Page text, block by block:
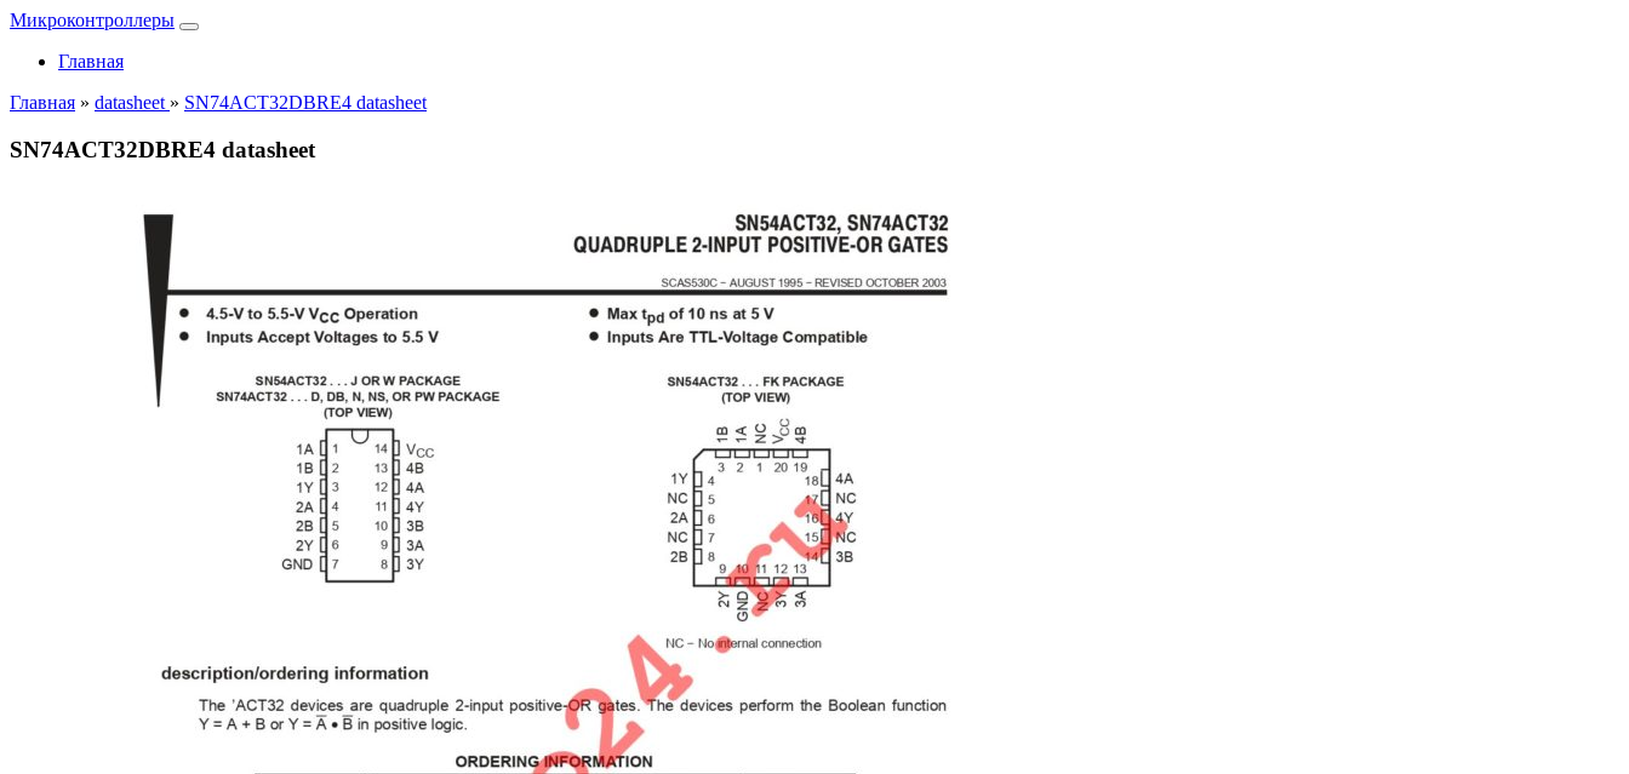
Микроконтроллеры
Главная
Главная » datasheet » SN74ACT32DBRE4 datasheet
SN74ACT32DBRE4 datasheet